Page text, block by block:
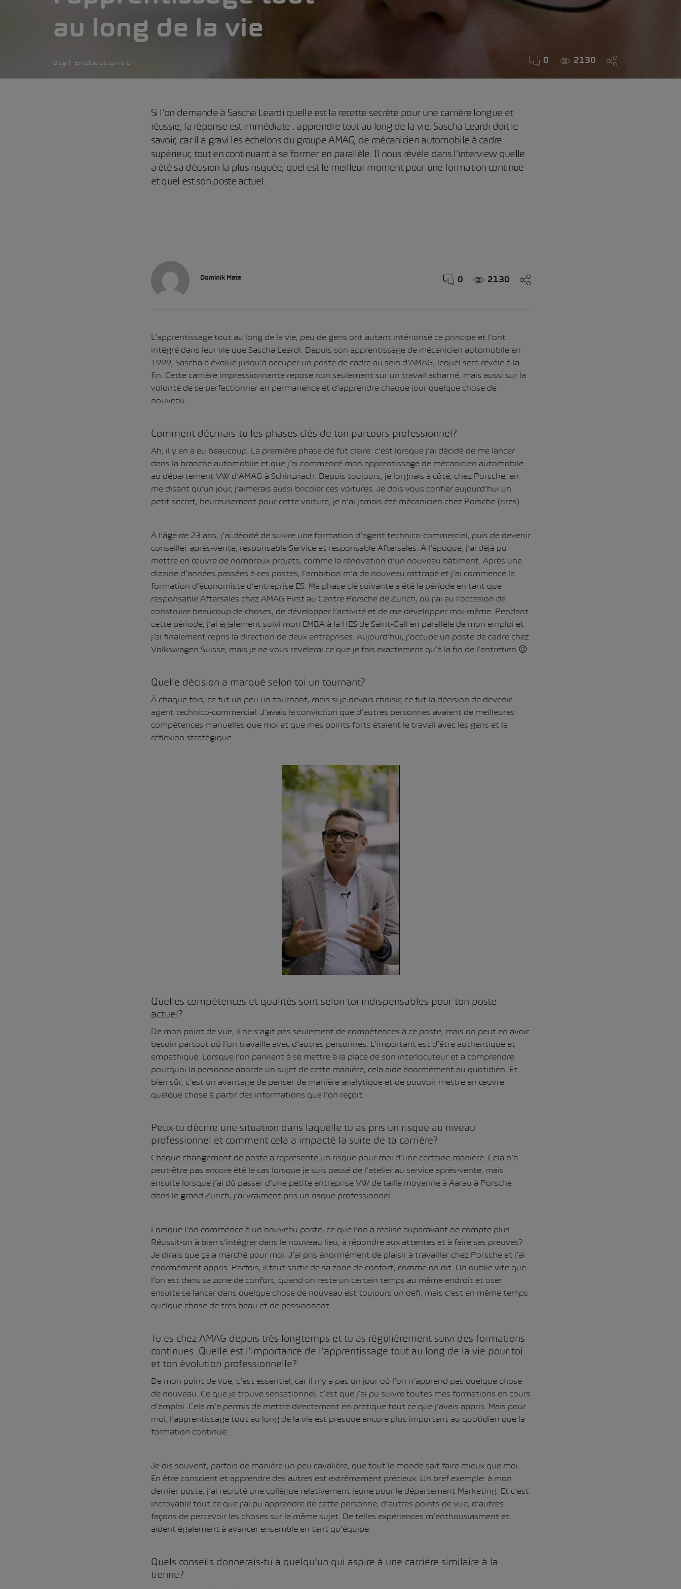
au long de la vie
Blog Emplois et carrière 0 2130
Si l’on demande à Sascha Leardi quelle est la recette secrète pour une carrière longue et
réussie, la réponse est immédiate : apprendre tout au long de la vie. Sascha Leardi doit le
savoir, car il a gravi les échelons du groupe AMAG, de mécanicien automobile à cadre
supérieur, tout en continuant à se former en parallèle. Il nous révèle dans l’interview quelle
a été sa décision la plus risquée, quel est le meilleur moment pour une formation continue
et quel est son poste actuel.
Dominik Mate 0 2130
L’apprentissage tout au long de la vie, peu de gens ont autant intériorisé ce principe et l’ont
intégré dans leur vie que Sascha Leardi. Depuis son apprentissage de mécanicien automobile en
1999, Sascha a évolué jusqu’à occuper un poste de cadre au sein d’AMAG, lequel sera révélé à la
fin. Cette carrière impressionnante repose non seulement sur un travail acharné, mais aussi sur la
volonté de se perfectionner en permanence et d’apprendre chaque jour quelque chose de
nouveau.
Comment décrirais-tu les phases clés de ton parcours professionnel?
Ah, il y en a eu beaucoup. La première phase clé fut claire: c’est lorsque j’ai décidé de me lancer
dans la branche automobile et que j’ai commencé mon apprentissage de mécanicien automobile
au département VW d’AMAG à Schinznach. Depuis toujours, je lorgnais à côté, chez Porsche, en
me disant qu’un jour, j’aimerais aussi bricoler ces voitures. Je dois vous confier aujourd’hui un
petit secret, heureusement pour cette voiture, je n’ai jamais été mécanicien chez Porsche (rires).
À l’âge de 23 ans, j’ai décidé de suivre une formation d’agent technico-commercial, puis de devenir
conseiller après-vente, responsable Service et responsable Aftersales. À l’époque, j’ai déjà pu
mettre en œuvre de nombreux projets, comme la rénovation d’un nouveau bâtiment. Après une
dizaine d’années passées à ces postes, l’ambition m’a de nouveau rattrapé et j’ai commencé la
formation d’économiste d’entreprise ES. Ma phase clé suivante a été la période en tant que
responsable Aftersales chez AMAG First au Centre Porsche de Zurich, où j’ai eu l’occasion de
construire beaucoup de choses, de développer l’activité et de me développer moi-même. Pendant
cette période, j’ai également suivi mon EMBA à la HES de Saint-Gall en parallèle de mon emploi et
j’ai finalement repris la direction de deux entreprises. Aujourd’hui, j’occupe un poste de cadre chez
Volkswagen Suisse, mais je ne vous révélerai ce que je fais exactement qu’à la fin de l’entretien 😉
Quelle décision a marqué selon toi un tournant?
À chaque fois, ce fut un peu un tournant, mais si je devais choisir, ce fut la décision de devenir
agent technico-commercial. J’avais la conviction que d’autres personnes avaient de meilleures
compétences manuelles que moi et que mes points forts étaient le travail avec les gens et la
réflexion stratégique.
Quelles compétences et qualités sont selon toi indispensables pour ton poste
actuel?
De mon point de vue, il ne s’agit pas seulement de compétences à ce poste, mais on peut en avoir
besoin partout où l’on travaille avec d’autres personnes. L’important est d’être authentique et
empathique. Lorsque l’on parvient à se mettre à la place de son interlocuteur et à comprendre
pourquoi la personne aborde un sujet de cette manière, cela aide énormément au quotidien. Et
bien sûr, c’est un avantage de penser de manière analytique et de pouvoir mettre en œuvre
quelque chose à partir des informations que l’on reçoit.
Peux-tu décrire une situation dans laquelle tu as pris un risque au niveau
professionnel et comment cela a impacté la suite de ta carrière?
Chaque changement de poste a représenté un risque pour moi d’une certaine manière. Cela n’a
peut-être pas encore été le cas lorsque je suis passé de l’atelier au service après-vente, mais
ensuite lorsque j’ai dû passer d’une petite entreprise VW de taille moyenne à Aarau à Porsche
dans le grand Zurich, j’ai vraiment pris un risque professionnel.
Lorsque l’on commence à un nouveau poste, ce que l’on a réalisé auparavant ne compte plus.
Réussit-on à bien s’intégrer dans le nouveau lieu, à répondre aux attentes et à faire ses preuves?
Je dirais que ça a marché pour moi. J’ai pris énormément de plaisir à travailler chez Porsche et j’ai
énormément appris. Parfois, il faut sortir de sa zone de confort, comme on dit. On oublie vite que
l’on est dans sa zone de confort, quand on reste un certain temps au même endroit et oser
ensuite se lancer dans quelque chose de nouveau est toujours un défi, mais c’est en même temps
quelque chose de très beau et de passionnant.
Tu es chez AMAG depuis très longtemps et tu as régulièrement suivi des formations
continues. Quelle est l’importance de l’apprentissage tout au long de la vie pour toi
et ton évolution professionnelle?
De mon point de vue, c’est essentiel, car il n’y a pas un jour où l’on n’apprend pas quelque chose
de nouveau. Ce que je trouve sensationnel, c’est que j’ai pu suivre toutes mes formations en cours
d’emploi. Cela m’a permis de mettre directement en pratique tout ce que j’avais appris. Mais pour
moi, l’apprentissage tout au long de la vie est presque encore plus important au quotidien que la
formation continue.
Je dis souvent, parfois de manière un peu cavalière, que tout le monde sait faire mieux que moi.
En être conscient et apprendre des autres est extrêmement précieux. Un bref exemple: à mon
dernier poste, j’ai recruté une collègue relativement jeune pour le département Marketing. Et c’est
incroyable tout ce que j’ai pu apprendre de cette personne, d’autres points de vue, d’autres
façons de percevoir les choses sur le même sujet. De telles expériences m’enthousiasment et
aident également à avancer ensemble en tant qu’équipe.
Quels conseils donnerais-tu à quelqu’un qui aspire à une carrière similaire à la
tienne?